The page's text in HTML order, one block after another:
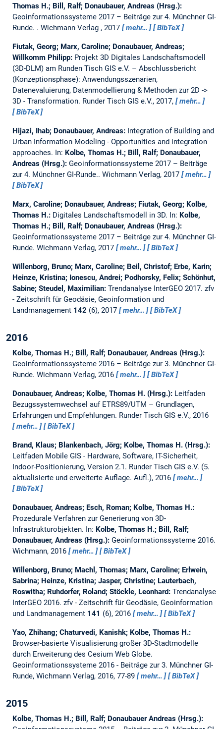
Thomas H.; Bill, Ralf; Donaubauer, Andreas (Hrsg.):
Geoinformationssysteme 2017 – Beiträge zur 4. Münchner GI-
Runde. . Wichmann Verlag , 2017
mehr… BibTeX
Fiutak, Georg; Marx, Caroline; Donaubauer, Andreas;
Willkomm Philipp: Projekt 3D Digitales Landschaftsmodell
(3D-DLM) am Runden Tisch GIS e.V. – Abschlussbericht
(Konzeptionsphase): Anwendungsszenarien,
Datenevaluierung, Datenmodellierung & Methoden zur 2D ->
3D - Transformation. Runder Tisch GIS e.V., 2017,
mehr…
BibTeX
Hijazi, Ihab; Donaubauer, Andreas: Integration of Building and
Urban Information Modeling - Opportunities and integration
approaches. In: Kolbe, Thomas H.; Bill, Ralf; Donaubauer,
Andreas (Hrsg.): Geoinformationssysteme 2017 – Beiträge
zur 4. Münchner GI-Runde.. Wichmann Verlag, 2017
mehr…
BibTeX
Marx, Caroline; Donaubauer, Andreas; Fiutak, Georg; Kolbe,
Thomas H.: Digitales Landschaftsmodell in 3D. In: Kolbe,
Thomas H.; Bill, Ralf; Donaubauer, Andreas (Hrsg.):
Geoinformationssysteme 2017 – Beiträge zur 4. Münchner GI-
Runde. Wichmann Verlag, 2017
mehr… BibTeX
Willenborg, Bruno; Marx, Caroline; Beil, Christof; Erbe, Karin;
Heinze, Kristina; Ionescu, Andrei; Podhorsky, Felix; Schönhut,
Sabine; Steudel, Maximilian: Trendanalyse InterGEO 2017. zfv
- Zeitschrift für Geodäsie, Geoinformation und
Landmanagement 142 (6), 2017 mehr… BibTeX
2016
Kolbe, Thomas H.; Bill, Ralf; Donaubauer, Andreas (Hrsg.):
Geoinformationssysteme 2016 – Beiträge zur 3. Münchner GI-
Runde. Wichmann Verlag, 2016 mehr… BibTeX
Donaubauer, Andreas; Kolbe, Thomas H. (Hrsg.): Leitfaden
Bezugssystemwechsel auf ETRS89/UTM – Grundlagen,
Erfahrungen und Empfehlungen. Runder Tisch GIS e.V., 2016
mehr…
BibTeX
Brand, Klaus; Blankenbach, Jörg; Kolbe, Thomas H. (Hrsg.):
Leitfaden Mobile GIS - Hardware, Software, IT-Sicherheit,
Indoor-Positionierung, Version 2.1. Runder Tisch GIS e.V. (5.
aktualisierte und erweiterte Auflage. Aufl.), 2016
mehr…
BibTeX
Donaubauer, Andreas; Esch, Roman; Kolbe, Thomas H.:
Prozedurale Verfahren zur Generierung von 3D-
Infrastrukturobjekten. In: Kolbe, Thomas H.; Bill, Ralf;
Donaubauer, Andreas (Hrsg.): Geoinformationssysteme 2016.
Wichmann, 2016
mehr… BibTeX
Willenborg, Bruno; Machl, Thomas; Marx, Caroline; Erlwein,
Sabrina; Heinze, Kristina; Jasper, Christine; Lauterbach,
Roswitha; Ruhdorfer, Roland; Stöckle, Leonhard: Trendanalyse
InterGEO 2016. zfv - Zeitschrift für Geodäsie, Geoinformation
und Landmanagement 141 (6), 2016 mehr… BibTeX
Yao, Zhihang; Chaturvedi, Kanishk; Kolbe, Thomas H.:
Browser-basierte Visualisierung großer 3D-Stadtmodelle
durch Erweiterung des Cesium Web Globe.
Geoinformationssysteme 2016 - Beiträge zur 3. Münchner GI-
Runde, Wichmann Verlag, 2016, 77-89
mehr… BibTeX
2015
Kolbe, Thomas H.; Bill, Ralf; Donaubauer Andreas (Hrsg.):